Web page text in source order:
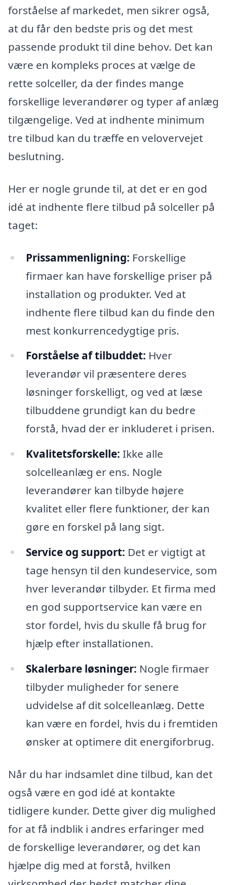
forståelse af markedet, men sikrer også,
at du får den bedste pris og det mest
passende produkt til dine behov. Det kan
være en kompleks proces at vælge de
rette solceller, da der findes mange
forskellige leverandører og typer af anlæg
tilgængelige. Ved at indhente minimum
tre tilbud kan du træffe en velovervejet
beslutning.
Her er nogle grunde til, at det er en god
idé at indhente flere tilbud på solceller på
taget:
Prissammenligning: Forskellige
firmaer kan have forskellige priser på
installation og produkter. Ved at
indhente flere tilbud kan du finde den
mest konkurrencedygtige pris.
Forståelse af tilbuddet: Hver
leverandør vil præsentere deres
løsninger forskelligt, og ved at læse
tilbuddene grundigt kan du bedre
forstå, hvad der er inkluderet i prisen.
Kvalitetsforskelle: Ikke alle
solcelleanlæg er ens. Nogle
leverandører kan tilbyde højere
kvalitet eller flere funktioner, der kan
gøre en forskel på lang sigt.
Service og support: Det er vigtigt at
tage hensyn til den kundeservice, som
hver leverandør tilbyder. Et firma med
en god supportservice kan være en
stor fordel, hvis du skulle få brug for
hjælp efter installationen.
Skalerbare løsninger: Nogle firmaer
tilbyder muligheder for senere
udvidelse af dit solcelleanlæg. Dette
kan være en fordel, hvis du i fremtiden
ønsker at optimere dit energiforbrug.
Når du har indsamlet dine tilbud, kan det
også være en god idé at kontakte
tidligere kunder. Dette giver dig mulighed
for at få indblik i andres erfaringer med
de forskellige leverandører, og det kan
hjælpe dig med at forstå, hvilken